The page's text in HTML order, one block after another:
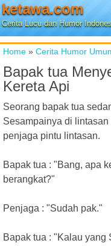
ketawa.com
Cerita Lucu dan Humor
Home » Cerita Humor
Bapak tua
Kereta Api
Seorang bapak tua
Sesampainya di
penjaga pintu lintasan.
Bapak tua : "Bang, apa
berangkat?"
Penjaga : "Sudah pak."
Bapak tua : "Kalau yang